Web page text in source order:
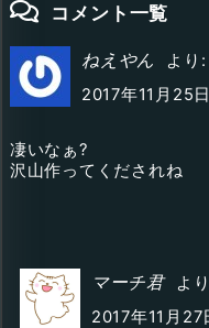
コメント一覧
ねえやん
より:
2017年11月25
凄いなぁ?
沢山作ってくだされね
マーチ君
よ
2017年11月